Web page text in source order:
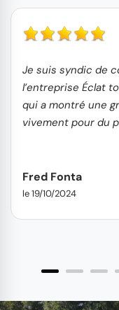
Je suis syndic de
l’entreprise Éclat
qui a montré une
vivement pour du
Fred Fonta
le 19/10/2024